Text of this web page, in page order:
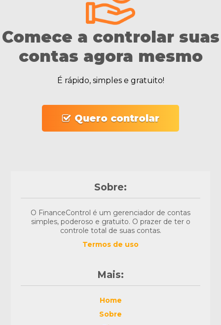
Comece a controlar suas
contas agora mesmo
É rápido, simples e gratuito!
Quero controlar
Sobre:
O FinanceControl é um gerenciador de contas
simples, poderoso e gratuito. O prazer de ter o
controle total de suas contas.
Termos de uso
Mais:
Home
Sobre